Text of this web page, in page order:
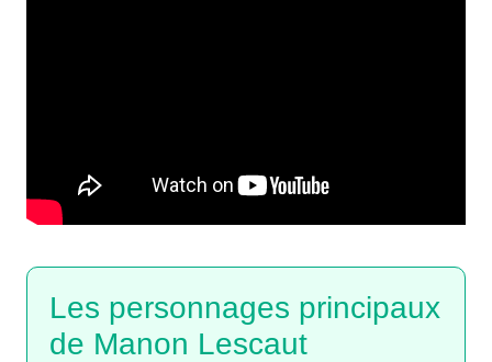
Les personnages principaux
de Manon Lescaut